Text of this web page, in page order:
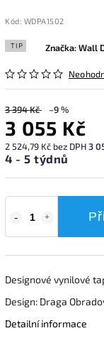
Kód: WDPA1502
TIP Značka:Wall
3 394 Kč –9 %
3 055 Kč
2 524,79 Kč bez DPH3
4 - 5 týdnů
Designové vynilové
Design: Draga
Detailní informace